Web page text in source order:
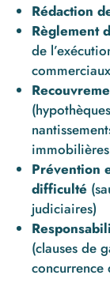
Rédaction
Règlement
de
commerciaux
Prévention
difficulté
judiciaires)
(clauses de